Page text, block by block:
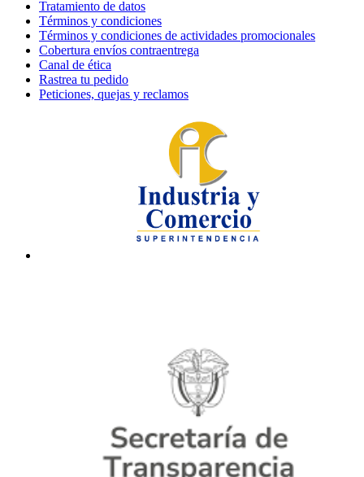
Tratamiento de datos
Términos y condiciones
Términos y condiciones de actividades promocionales
Cobertura envíos contraentrega
Canal de ética
Rastrea tu pedido
Peticiones, quejas y reclamos